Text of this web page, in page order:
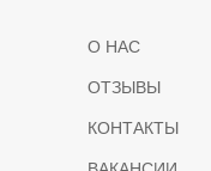
О НАС
ОТЗЫВЫ
КОНТАКТЫ